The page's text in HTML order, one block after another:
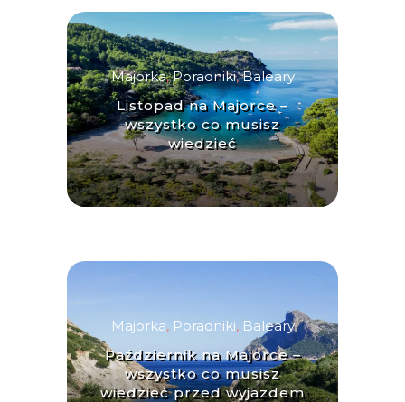
Majorka,Poradniki,Baleary
Listopad na Majorce –
wszystko co musisz
wiedzieć
Majorka, Poradniki, Baleary
Październik na Majorce –
wszystko co musisz
wiedzieć przed wyjazdem